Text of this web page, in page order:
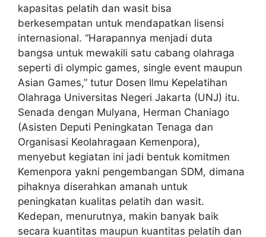
kapasitas pelatih dan wasit bisa
berkesempatan untuk mendapatkan lisensi
internasional. “Harapannya menjadi duta
bangsa untuk mewakili satu cabang olahraga
seperti di olympic games, single event maupun
Asian Games,” tutur Dosen Ilmu Kepelatihan
Olahraga Universitas Negeri Jakarta (UNJ) itu.
Senada dengan Mulyana, Herman Chaniago
(Asisten Deputi Peningkatan Tenaga dan
Organisasi Keolahragaan Kemenpora),
menyebut kegiatan ini jadi bentuk komitmen
Kemenpora yakni pengembangan SDM, dimana
pihaknya diserahkan amanah untuk
peningkatan kualitas pelatih dan wasit.
Kedepan, menurutnya, makin banyak baik
secara kuantitas maupun kuantitas pelatih dan